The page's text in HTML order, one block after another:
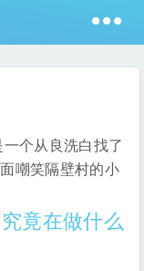
个从良洗白找了
嘲笑隔壁村的小
竟在做什么